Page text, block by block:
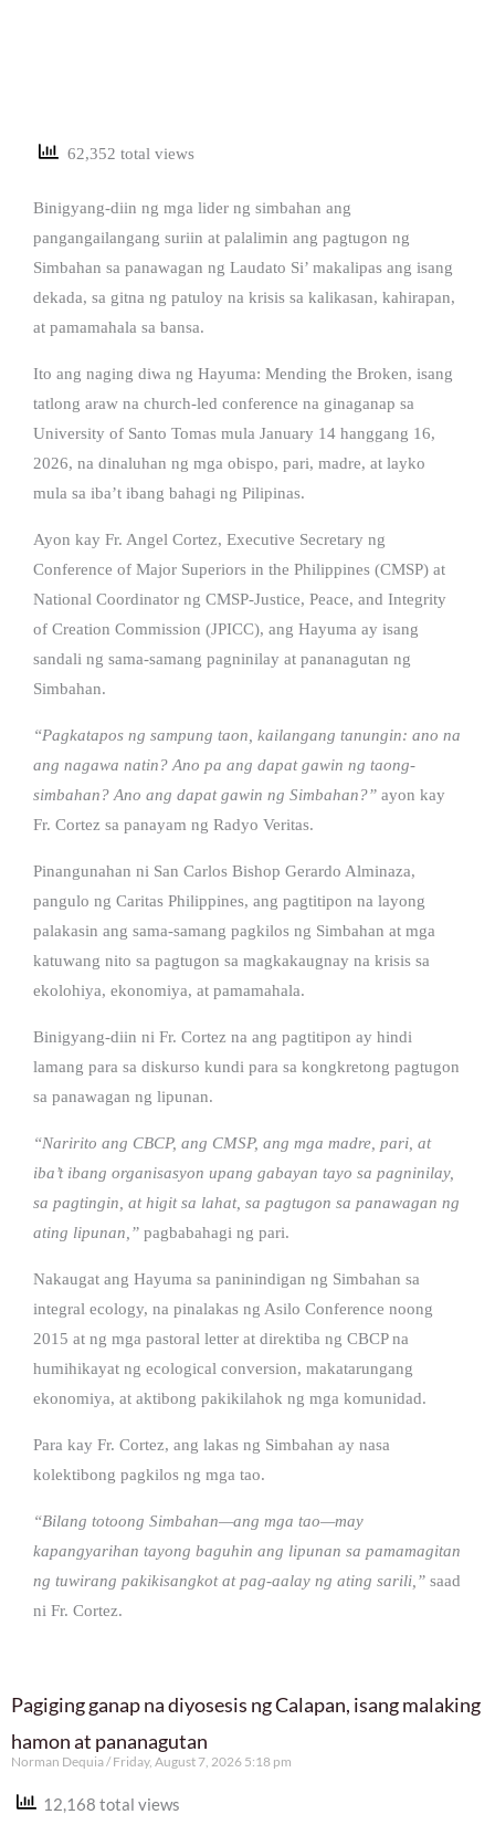
62,352 total views
Binigyang-diin ng mga lider ng simbahan ang
pangangailangang suriin at palalimin ang pagtugon ng
Simbahan sa panawagan ng Laudato Si’ makalipas ang isang
dekada, sa gitna ng patuloy na krisis sa kalikasan, kahirapan,
at pamamahala sa bansa.
Ito ang naging diwa ng Hayuma: Mending the Broken, isang
tatlong araw na church-led conference na ginaganap sa
University of Santo Tomas mula January 14 hanggang 16,
2026, na dinaluhan ng mga obispo, pari, madre, at layko
mula sa iba’t ibang bahagi ng Pilipinas.
Ayon kay Fr. Angel Cortez, Executive Secretary ng
Conference of Major Superiors in the Philippines (CMSP) at
National Coordinator ng CMSP-Justice, Peace, and Integrity
of Creation Commission (JPICC), ang Hayuma ay isang
sandali ng sama-samang pagninilay at pananagutan ng
Simbahan.
“Pagkatapos ng sampung taon, kailangang tanungin: ano na
ang nagawa natin? Ano pa ang dapat gawin ng taong-
simbahan? Ano ang dapat gawin ng Simbahan?” ayon kay
Fr. Cortez sa panayam ng Radyo Veritas.
Pinangunahan ni San Carlos Bishop Gerardo Alminaza,
pangulo ng Caritas Philippines, ang pagtitipon na layong
palakasin ang sama-samang pagkilos ng Simbahan at mga
katuwang nito sa pagtugon sa magkakaugnay na krisis sa
ekolohiya, ekonomiya, at pamamahala.
Binigyang-diin ni Fr. Cortez na ang pagtitipon ay hindi
lamang para sa diskurso kundi para sa kongkretong pagtugon
sa panawagan ng lipunan.
“Naririto ang CBCP, ang CMSP, ang mga madre, pari, at
iba’t ibang organisasyon upang gabayan tayo sa pagninilay,
sa pagtingin, at higit sa lahat, sa pagtugon sa panawagan ng
ating lipunan,” pagbabahagi ng pari.
Nakaugat ang Hayuma sa paninindigan ng Simbahan sa
integral ecology, na pinalakas ng Asilo Conference noong
2015 at ng mga pastoral letter at direktiba ng CBCP na
humihikayat ng ecological conversion, makatarungang
ekonomiya, at aktibong pakikilahok ng mga komunidad.
Para kay Fr. Cortez, ang lakas ng Simbahan ay nasa
kolektibong pagkilos ng mga tao.
“Bilang totoong Simbahan—ang mga tao—may
kapangyarihan tayong baguhin ang lipunan sa pamamagitan
ng tuwirang pakikisangkot at pag-aalay ng ating sarili,” saad
ni Fr. Cortez.
Pagiging ganap na diyosesis ng Calapan, isang malaking
hamon at pananagutan
Norman Dequia Friday, August 7, 2026 5:18 pm
12,168 total views